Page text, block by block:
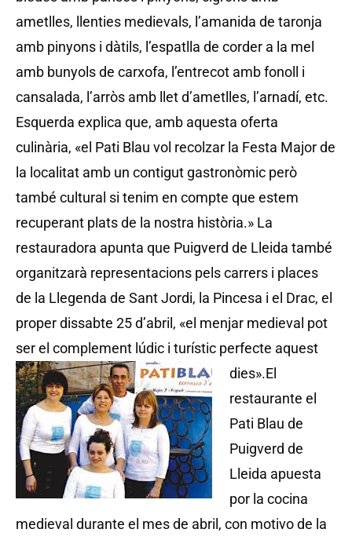
ametlles, llenties medievals, l’amanida de taronja
amb pinyons i dàtils, l’espatlla de corder a la mel
amb bunyols de carxofa, l’entrecot amb fonoll i
cansalada, l’arròs amb llet d’ametlles, l’arnadí, etc.
Esquerda explica que, amb aquesta oferta
culinària, «el Pati Blau vol recolzar la Festa Major de
la localitat amb un contigut gastronòmic però
també cultural si tenim en compte que estem
recuperant plats de la nostra història.» La
restauradora apunta que Puigverd de Lleida també
organitzarà representacions pels carrers i places
de la Llegenda de Sant Jordi, la Pincesa i el Drac, el
proper dissabte 25 d’abril, «el menjar medieval pot
ser el complement lúdic i turístic perfecte aquest
dies».El
restaurante el
Pati Blau de
Puigverd de
Lleida apuesta
por la cocina
medieval durante el mes de abril, con motivo de la